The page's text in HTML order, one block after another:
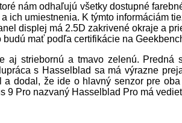
nám odhaľujú všetky dostupné
umiestnenia. K týmto informáciám
displej má 2.5D zakrivené okraje a
mať podľa certifikácie na
striebornú a tmavo zelenú. Predná
s Hasselblad sa má výrazne
dodal, že ide o hlavný senzor pre
Pro nazvaný Hasselblad Pro má